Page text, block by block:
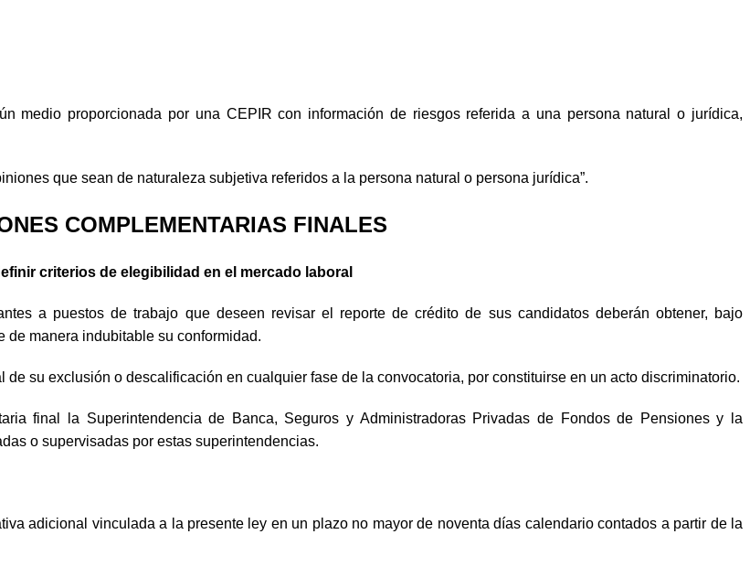
medio proporcionada por una CEPIR con información de riesgos referida a una persona natural o jurídica,
que sean de naturaleza subjetiva referidos a la persona natural o persona jurídica”.
COMPLEMENTARIAS FINALES
criterios de elegibilidad en el mercado laboral
a puestos de trabajo que deseen revisar el reporte de crédito de sus candidatos deberán obtener, bajo
de manera indubitable su conformidad.
su exclusión o descalificación en cualquier fase de la convocatoria, por constituirse en un acto discriminatorio.
final la Superintendencia de Banca, Seguros y Administradoras Privadas de Fondos de Pensiones y la
o supervisadas por estas superintendencias.
adicional vinculada a la presente ley en un plazo no mayor de noventa días calendario contados a partir de la